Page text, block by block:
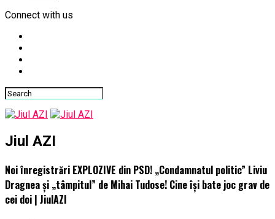
Connect with us
Jiul AZI
Noi înregistrări EXPLOZIVE din PSD! „Condamnatul politic” Liviu
Dragnea și „tâmpitul” de Mihai Tudose! Cine își bate joc grav de
cei doi | JiulAZI